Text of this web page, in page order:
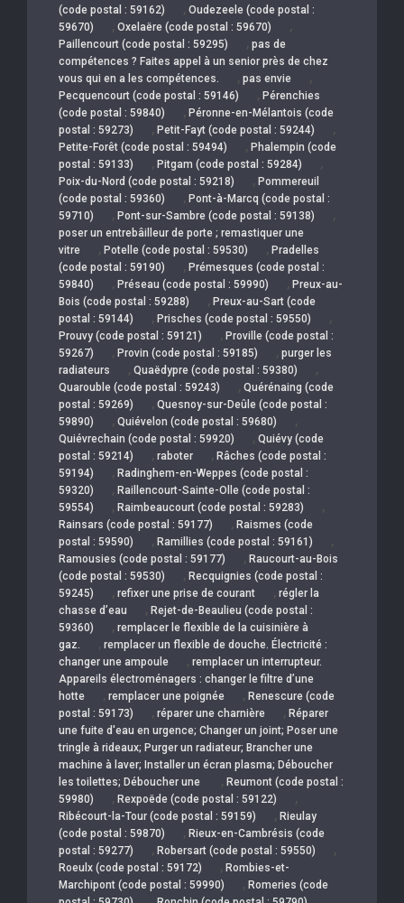
(code postal : 59162)
, Oudezeele (code postal :
59670)
, Oxelaëre (code postal : 59670) ,
Paillencourt (code postal : 59295) , pas de
compétences ? Faites appel à un senior près de chez
vous qui en a les compétences.
, pas envie ,
Pecquencourt (code postal : 59146) , Pérenchies
(code postal : 59840)
, Péronne-en-Mélantois (code
postal : 59273)
, Petit-Fayt (code postal : 59244) ,
Petite-Forêt (code postal : 59494) , Phalempin (code
postal : 59133)
, Pitgam (code postal : 59284) ,
Poix-du-Nord (code postal : 59218) , Pommereuil
(code postal : 59360)
, Pont-à-Marcq (code postal :
59710)
, Pont-sur-Sambre (code postal : 59138) ,
poser un entrebâilleur de porte ; remastiquer une
vitre
, Potelle (code postal : 59530) , Pradelles
(code postal : 59190)
, Prémesques (code postal :
59840)
, Préseau (code postal : 59990) , Preux-au-
Bois (code postal : 59288)
, Preux-au-Sart (code
postal : 59144)
, Prisches (code postal : 59550) ,
Prouvy (code postal : 59121) , Proville (code postal :
59267)
, Provin (code postal : 59185) , purger les
radiateurs
, Quaëdypre (code postal : 59380) ,
Quarouble (code postal : 59243) , Quérénaing (code
postal : 59269)
, Quesnoy-sur-Deûle (code postal :
59890)
, Quiévelon (code postal : 59680) ,
Quiévrechain (code postal : 59920) , Quiévy (code
postal : 59214)
, raboter , Râches (code postal :
59194)
, Radinghem-en-Weppes (code postal :
59320)
, Raillencourt-Sainte-Olle (code postal :
59554)
, Raimbeaucourt (code postal : 59283) ,
Rainsars (code postal : 59177) , Raismes (code
postal : 59590)
, Ramillies (code postal : 59161) ,
Ramousies (code postal : 59177) , Raucourt-au-Bois
(code postal : 59530)
, Recquignies (code postal :
59245)
, refixer une prise de courant , régler la
chasse d’eau
, Rejet-de-Beaulieu (code postal :
59360)
, remplacer le flexible de la cuisinière à
gaz.
, remplacer un flexible de douche. Électricité :
changer une ampoule
, remplacer un interrupteur.
Appareils électroménagers : changer le filtre d’une
hotte
, remplacer une poignée , Renescure (code
postal : 59173)
, réparer une charnière , Réparer
une fuite d'eau en urgence; Changer un joint; Poser une
tringle à rideaux; Purger un radiateur; Brancher une
machine à laver; Installer un écran plasma; Déboucher
les toilettes; Déboucher une
, Reumont (code postal :
59980)
, Rexpoëde (code postal : 59122) ,
Ribécourt-la-Tour (code postal : 59159) , Rieulay
(code postal : 59870)
, Rieux-en-Cambrésis (code
postal : 59277)
, Robersart (code postal : 59550) ,
Roeulx (code postal : 59172) , Rombies-et-
Marchipont (code postal : 59990)
, Romeries (code